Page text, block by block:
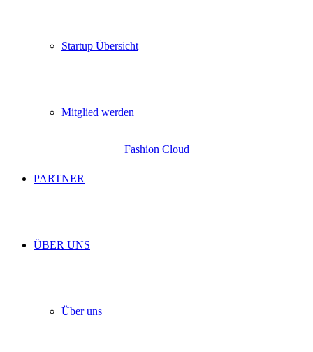
Startup Übersicht
Mitglied werden
PARTNER
ÜBER UNS
Über uns
Fashion Cloud